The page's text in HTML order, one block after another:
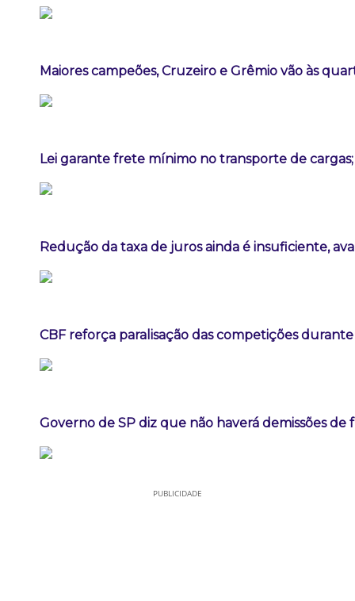
Maiores campeões, Cruzeiro e Grêmio vão às
Lei garante frete mínimo no transporte de
Redução da taxa de juros ainda é insuficiente,
CBF reforça paralisação das competições
Governo de SP diz que não haverá demissões de
PUBLICIDADE